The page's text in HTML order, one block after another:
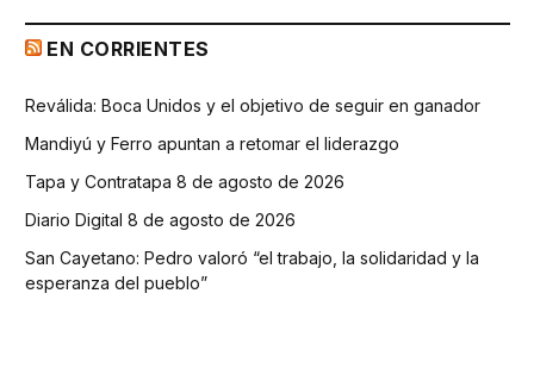
EN CORRIENTES
Reválida: Boca Unidos y el objetivo de seguir en ganador
Mandiyú y Ferro apuntan a retomar el liderazgo
Tapa y Contratapa 8 de agosto de 2026
Diario Digital 8 de agosto de 2026
San Cayetano: Pedro valoró “el trabajo, la solidaridad y la
esperanza del pueblo”